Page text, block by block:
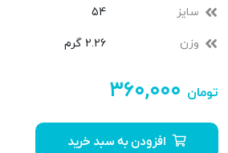
سایز 54
وزن 2.26 گرم
۳۶۰,۰۰۰ تومان
افزودن به سبد خرید